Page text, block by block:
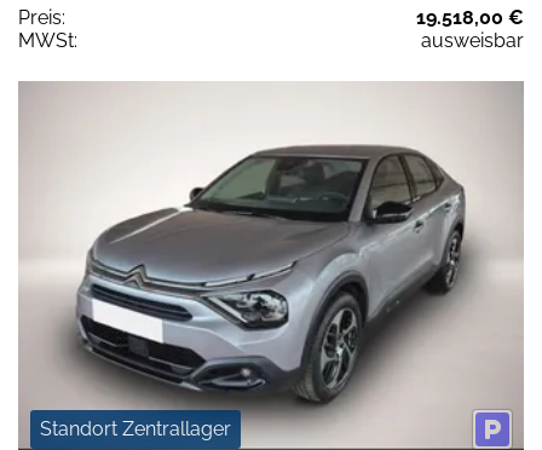
Preis:
19.518,00 €
MWSt:
ausweisbar
Standort Zentrallager